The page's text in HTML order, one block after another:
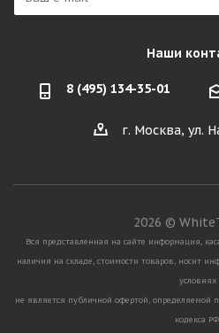
Наши
8 (495) 134-35-01
г. Москва, ул.
2026 ©
Вся представленная на сайте информация,
наличия на складе, стоимости товаров, носит
условиях
не является публичной офертой, определяемой
кодекса